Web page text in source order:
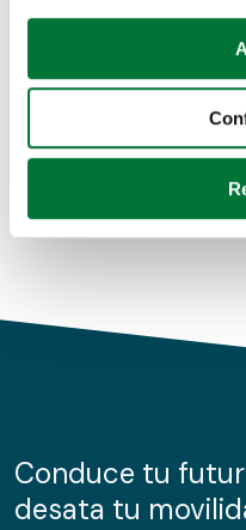
Si lo permite, también
Recopilar
Identificar su
para buscar
Obtenga más
de cookies.
información sobre el uso
nuestros partners de
Coches de segunda
Coches de km0
Conduce tu
desata tu